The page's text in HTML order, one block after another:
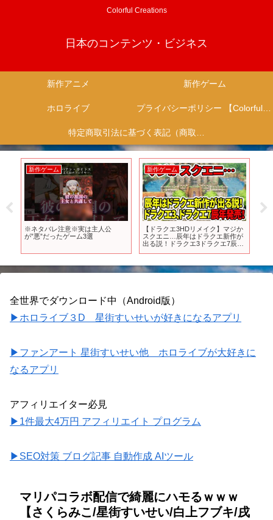
Colorful Creations
日本のコンテンツ・ビジネス
新作アニメ 新作ゲーム
ホロライブ プライバシーポリシー 【Colorful Creation】
特定商取引法に基づく表記（商取引に関する開示）
新作ゲーム
※ネタバレ注意※実は主人公
が”悪”だったゲーム3選
新作ゲーム
【ドラクエ3HDリメイク】マジか
スクエニ…辰年はドラクエ新作が
出る説！ドラクエ3ドラクエ7辰年
最
全世界でダウンロード中（Android版）
▶ホロライブ３D 星街すいせいが好きになるアプリ
▶ファンアート 星街すいせい他 ホロライブが大好きに
なるアプリ
アフィリエイター必見
▶1件最大4万円 アフィリエイト プログラム
▶SEO対策 ブログ記事 自動作成 AIツール
マリパコラボ配信で綺麗にハモるｗｗｗ
【さくらみこ/星街すいせい/白上フブキ/戌